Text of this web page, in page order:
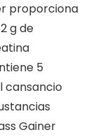
proporciona
g de
5
cansancio
Gainer